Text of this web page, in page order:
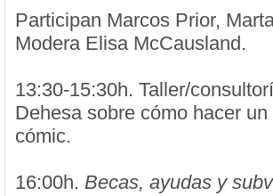
Participan Marcos Prior,
Modera Elisa McCausland.
13:30-15:30h. Taller/
Dehesa sobre cómo hacer
cómic.
16:00h. Becas, ayudas y